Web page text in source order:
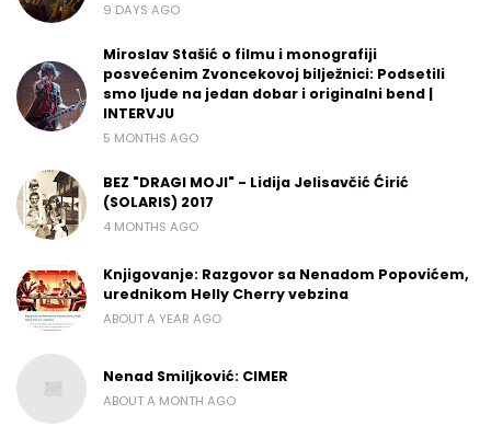
9 DAYS AGO
Miroslav Stašić o filmu i monografiji
posvećenim Zvoncekovoj bilježnici: Podsetili
smo ljude na jedan dobar i originalni bend |
INTERVJU
5 MONTHS AGO
BEZ "DRAGI MOJI" - Lidija Jelisavčić Ćirić
(SOLARIS) 2017
4 MONTHS AGO
Knjigovanje: Razgovor sa Nenadom Popovićem,
urednikom Helly Cherry vebzina
ABOUT A YEAR AGO
Nenad Smiljković: CIMER
ABOUT A MONTH AGO